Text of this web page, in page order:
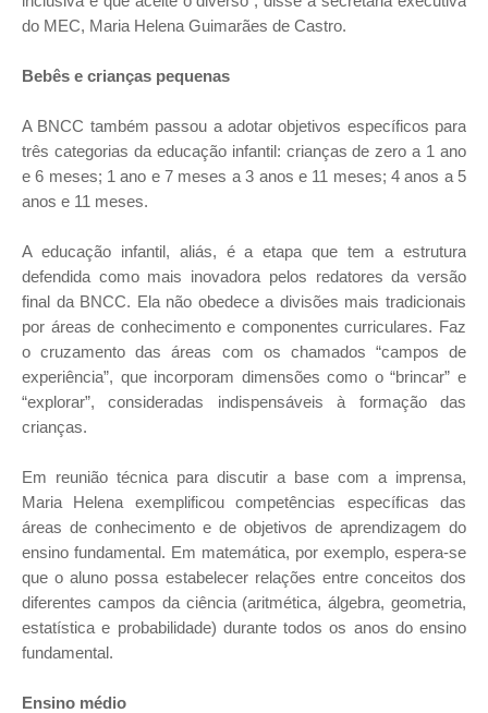
do MEC, Maria Helena Guimarães de Castro.
Bebês e crianças pequenas
A BNCC também passou a adotar objetivos específicos para
três categorias da educação infantil: crianças de zero a 1 ano
e 6 meses; 1 ano e 7 meses a 3 anos e 11 meses; 4 anos a 5
anos e 11 meses.
A educação infantil, aliás, é a etapa que tem a estrutura
defendida como mais inovadora pelos redatores da versão
final da BNCC. Ela não obedece a divisões mais tradicionais
por áreas de conhecimento e componentes curriculares. Faz
o cruzamento das áreas com os chamados “campos de
experiência”, que incorporam dimensões como o “brincar” e
“explorar”, consideradas indispensáveis à formação das
crianças.
Em reunião técnica para discutir a base com a imprensa,
Maria Helena exemplificou competências específicas das
áreas de conhecimento e de objetivos de aprendizagem do
ensino fundamental. Em matemática, por exemplo, espera-se
que o aluno possa estabelecer relações entre conceitos dos
diferentes campos da ciência (aritmética, álgebra, geometria,
estatística e probabilidade) durante todos os anos do ensino
fundamental.
Ensino médio